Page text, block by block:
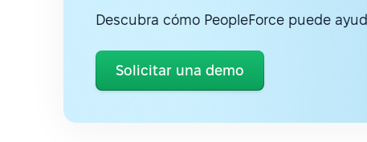
Descubra cómo PeopleForce puede
Solicitar una demo